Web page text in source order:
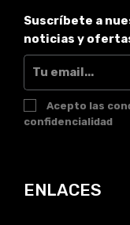
Suscríbete a
noticias y
Acepto las
confidencialidad
ENLACES